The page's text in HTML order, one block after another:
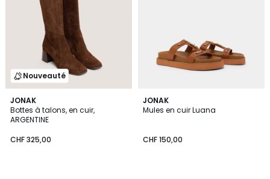
Nouveauté
JONAK
Bottes à talons, en cuir,
ARGENTINE
CHF 325,00
JONAK
Mules en cuir Luana
CHF 150,00